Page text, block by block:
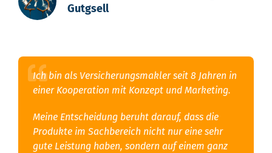
Gutgsell
Ich bin als Versicherungsmakler seit 8 Jahren in
einer Kooperation mit Konzept und Marketing.
Meine Entscheidung beruht darauf, dass die
Produkte im Sachbereich nicht nur eine sehr
gute Leistung haben, sondern auf einem ganz